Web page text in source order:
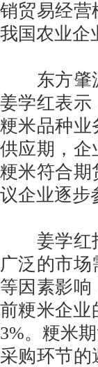
销贸易经营
我国农业企
东方肇源
姜学红表示
粳米品种业
供应期，企
粳米符合期
议企业逐步
姜学红指
广泛的市
等因素影响
前粳米企
3%。粳米
采购环节的